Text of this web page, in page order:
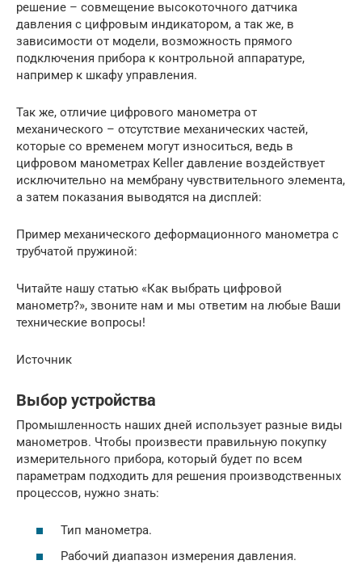
решение – совмещение высокоточного датчика
давления с цифровым индикатором, а так же, в
зависимости от модели, возможность прямого
подключения прибора к контрольной аппаратуре,
например к шкафу управления.
Так же, отличие цифрового манометра от
механического – отсутствие механических частей,
которые со временем могут износиться, ведь в
цифровом манометрах Keller давление воздействует
исключительно на мембрану чувствительного элемента,
а затем показания выводятся на дисплей:
Пример механического деформационного манометра с
трубчатой пружиной:
Читайте нашу статью «Как выбрать цифровой
манометр?», звоните нам и мы ответим на любые Ваши
технические вопросы!
Источник
Выбор устройства
Промышленность наших дней использует разные виды
манометров. Чтобы произвести правильную покупку
измерительного прибора, который будет по всем
параметрам подходить для решения производственных
процессов, нужно знать:
Тип манометра.
Рабочий диапазон измерения давления.